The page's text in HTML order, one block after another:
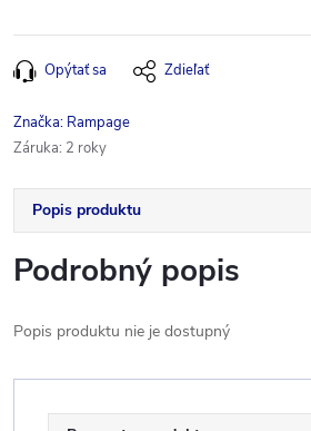
Opýtať sa Zdieľať
Značka: Rampage
Záruka: 2 roky
Popis produktu
Podrobný popis
Popis produktu nie je dostupný